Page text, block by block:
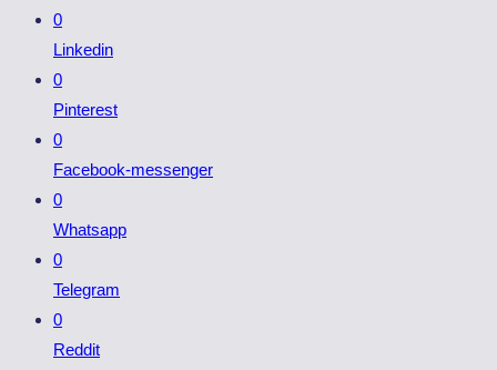
0
Linkedin
0
Pinterest
0
Facebook-messenger
0
Whatsapp
0
Telegram
0
Reddit